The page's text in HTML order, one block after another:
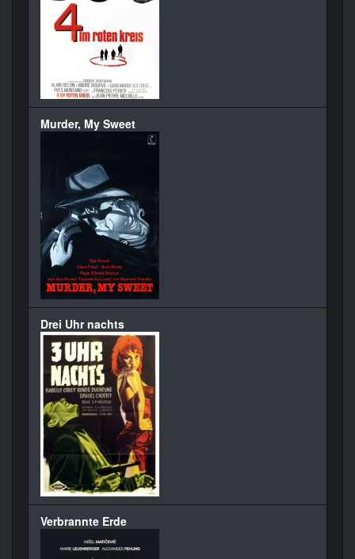
Murder, My Sweet
Drei Uhr nachts
Verbrannte Erde